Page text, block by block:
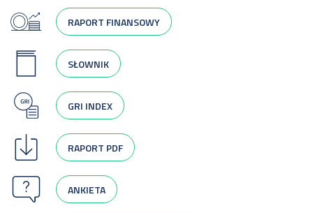
RAPORT FINANSOWY
SŁOWNIK
GRI INDEX
RAPORT PDF
ANKIETA